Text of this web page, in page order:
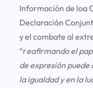
Información de loa
Declaración
y el combate al
“reafirmando el
de expresión
la igualdad y en la